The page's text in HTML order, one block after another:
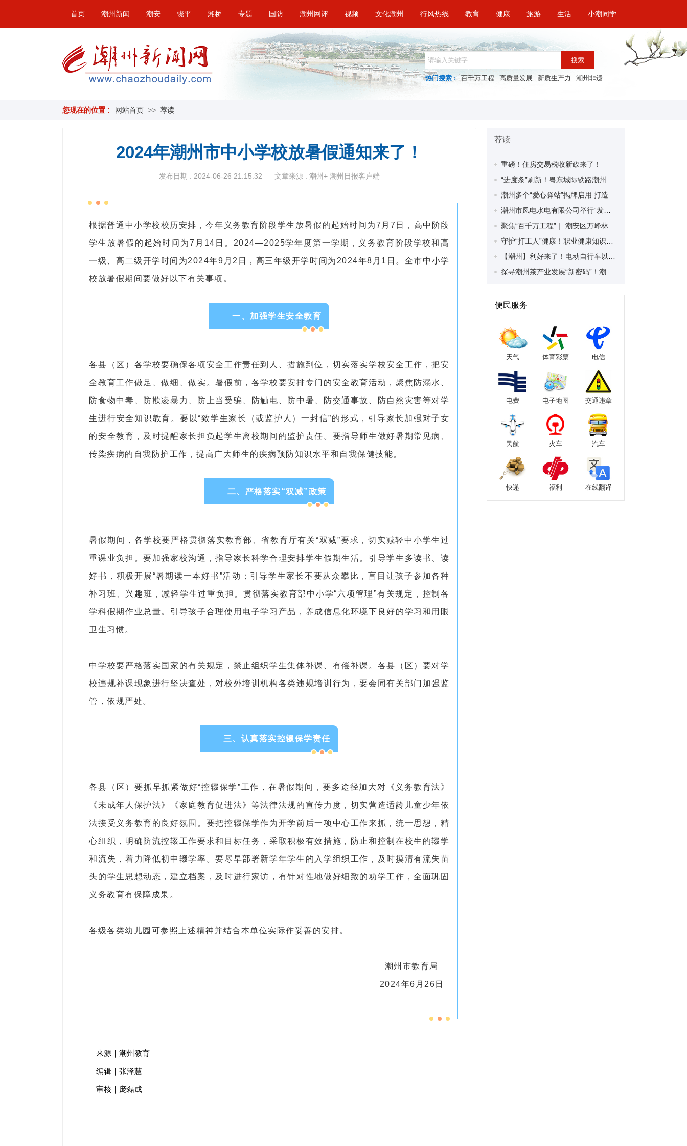
首页 潮州新闻 潮安 饶平 湘桥 专题 国防 潮州网评 视频 文化潮州 行风热线 教育 健康 旅游 生活 小潮同学
搜索
热门搜索 : 百千万工程 高质量发展 新质生产力 潮州非遗
您现在的位置 : 网站首页 >> 荐读
2024年潮州市中小学校放暑假通知来了！
发布日期 : 2024-06-26 21:15:32 文章来源 : 潮州+ 潮州日报客户端
根据普通中小学校校历安排，今年义务教育阶段学生放暑假的起始时间为7月7日，高中阶段
学生放暑假的起始时间为7月14日。2024—2025学年度第一学期，义务教育阶段学校和高
一级、高二级开学时间为2024年9月2日，高三年级开学时间为2024年8月1日。全市中小学
校放暑假期间要做好以下有关事项 。
一、加强学生安全教育
各县（区）各学校要确保各项安全工作责任到人、措施到位，切实落实学校安全工作，把安
全教育工作做足、做细、做实。暑假前，各学校要安排专门的安全教育活动，聚焦防溺水、
防食物中毒、防欺凌暴力、防上当受骗、防触电、防中暑、防交通事故、防自然灾害等对学
生进行安全知识教育。要以“致学生家长（或监护人）一封信”的形式，引导家长加强对子女
的安全教育，及时提醒家长担负起学生离校期间的监护责任。要指导师生做好暑期常见病、
传染疾病的自我防护工作，提高广大师生的疾病预防知识水平和自我保健技能。
二、严格落实“双减”政策
暑假期间，各学校要严格贯彻落实教育部、省教育厅有关“双减”要求，切实减轻中小学生过
重课业负担。要加强家校沟通，指导家长科学合理安排学生假期生活。引导学生多读书、读
好书，积极开展“暑期读一本好书”活动；引导学生家长不要从众攀比，盲目让孩子参加各种
补习班、兴趣班，减轻学生过重负担。贯彻落实教育部中小学“六项管理”有关规定，控制各
学科假期作业总量。引导孩子合理使用电子学习产品，养成信息化环境下良好的学习和用眼
卫生习惯。
中学校要严格落实国家的有关规定，禁止组织学生集体补课、有偿补课。各县（区）要对学
校违规补课现象进行坚决查处，对校外培训机构各类违规培训行为，要会同有关部门加强监
管，依规严处。
三、认真落实控辍保学责任
各县（区）要抓早抓紧做好“控辍保学”工作，在暑假期间，要多途径加大对《义务教育法》
《未成年人保护法》《家庭教育促进法》等法律法规的宣传力度，切实营造适龄儿童少年依
法接受义务教育的良好氛围。要把控辍保学作为开学前后一项中心工作来抓，统一思想，精
心组织，明确防流控辍工作要求和目标任务，采取积极有效措施，防止和控制在校生的辍学
和流失，着力降低初中辍学率。要尽早部署新学年学生的入学组织工作，及时摸清有流失苗
头的学生思想动态，建立档案，及时进行家访，有针对性地做好细致的劝学工作，全面巩固
义务教育有保障成果。
各级各类幼儿园可参照上述精神并结合本单位实际作妥善的安排。
潮州市教育局
2024年6月26日
来源｜潮州教育
编辑｜张泽慧
审核｜庞磊成
荐读
重磅！住房交易税收新政来了！
便民服务
天气 体育彩票 电信
电费 电子地图 交通违章
民航 火车 汽车
快递 福利 在线翻译